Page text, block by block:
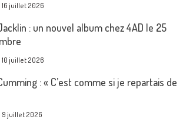
16 juillet 2026
: un nouvel album chez 4AD le 25
10 juillet 2026
: « C’est comme si je repartais de
9 juillet 2026